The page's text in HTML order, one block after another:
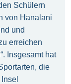
Schülern
von Hanalani
und
erreichen
Insgesamt hat
die